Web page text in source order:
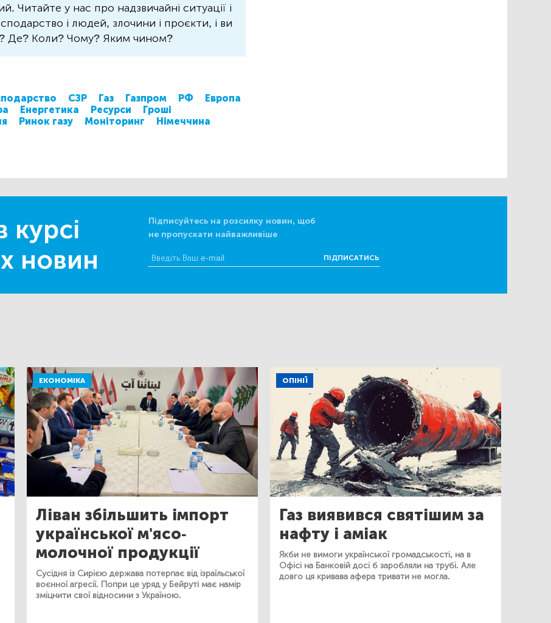
Читайте у нас про надзвичайні ситуації і
і людей, злочини і проєкти, і ви
Де? Коли? Чому? Яким чином?
СЗР Газ Газпром РФ
Европа
Енергетика Ресурси
Гроші
Ринок газу Моніторинг
Німеччина
курсі
новин
Підписуйтесь на розсилку новин, щоб
не пропускати найважливіше
ПІДПИСАТИСЬ
ЕКОНОМІКА
Ліван збільшить імпорт
української м'ясо-
молочної продукції
Сусідня із Сирією держава потерпає від ізраїльської
воєнної агресії. Попри це уряд у Бейруті має намір
зміцнити свої відносини з Україною.
ОПІНІЇ
Газ виявився святішим за
нафту і аміак
Якби не вимоги української громадськості, на в
Офісі на Банковій досі б заробляли на трубі. Але
довго ця кривава афера тривати не могла.